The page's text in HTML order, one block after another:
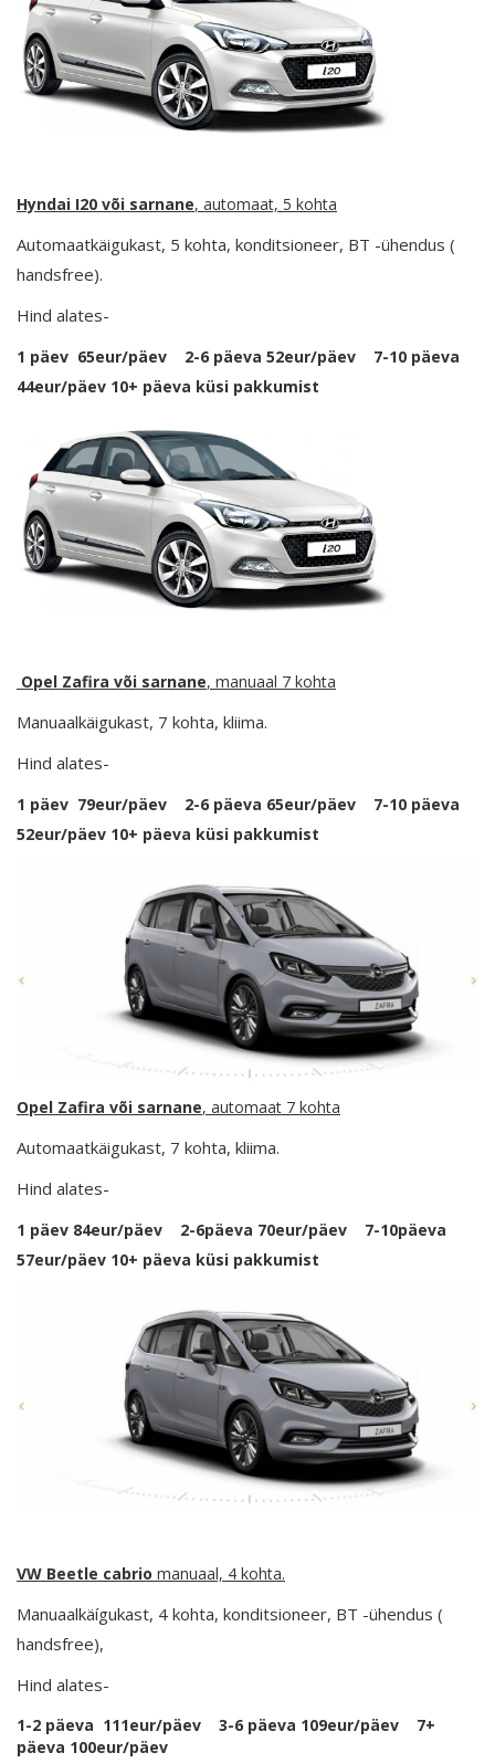
Hyndai I20 või sarnane, automaat, 5 kohta
Automaatkäigukast, 5 kohta, konditsioneer, BT -ühendus (
handsfree).
Hind alates-
1 päev 65eur/päev 2-6 päeva 52eur/päev 7-10 päeva
44eur/päev 10+ päeva küsi pakkumist
Opel Zafira või sarnane, manuaal 7 kohta
Manuaalkäigukast, 7 kohta, kliima.
Hind alates-
1 päev 79eur/päev 2-6 päeva 65eur/päev 7-10 päeva
52eur/päev 10+ päeva küsi pakkumist
Opel Zafira või sarnane, automaat 7 kohta
Automaatkäigukast, 7 kohta, kliima.
Hind alates-
1 päev 84eur/päev 2-6päeva 70eur/päev 7-10päeva
57eur/päev 10+ päeva küsi pakkumist
VW Beetle cabrio manuaal, 4 kohta.
Manuaalkäígukast, 4 kohta, konditsioneer, BT -ühendus (
handsfree),
Hind alates-
1-2 päeva 111eur/päev 3-6 päeva 109eur/päev 7+
päeva 100eur/päev